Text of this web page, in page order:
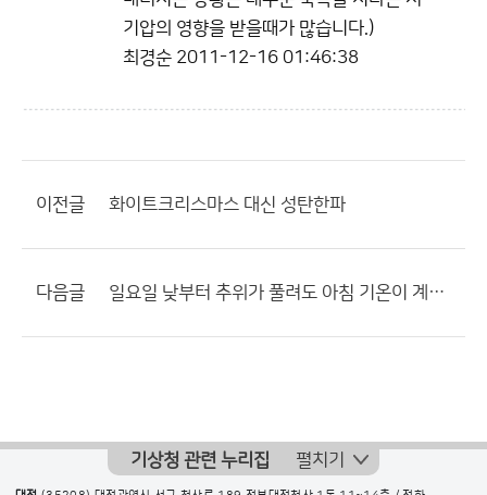
기압의 영향을 받을때가 많습니다.)
최경순 2011-12-16 01:46:38
이전글 화이트크리스마스 대신 성탄한파
다음글 일요일 낮부터 추위가 풀려도 아침 기온이 계속 영하권
기상청 관련 누리집 펼치기